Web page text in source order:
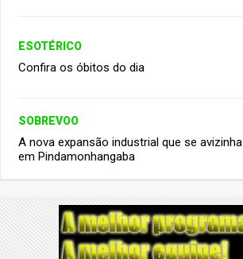
ESOTÉRICO
Confira os óbitos do dia
SOBREVOO
A nova expansão industrial que se avizinha
em Pindamonhangaba